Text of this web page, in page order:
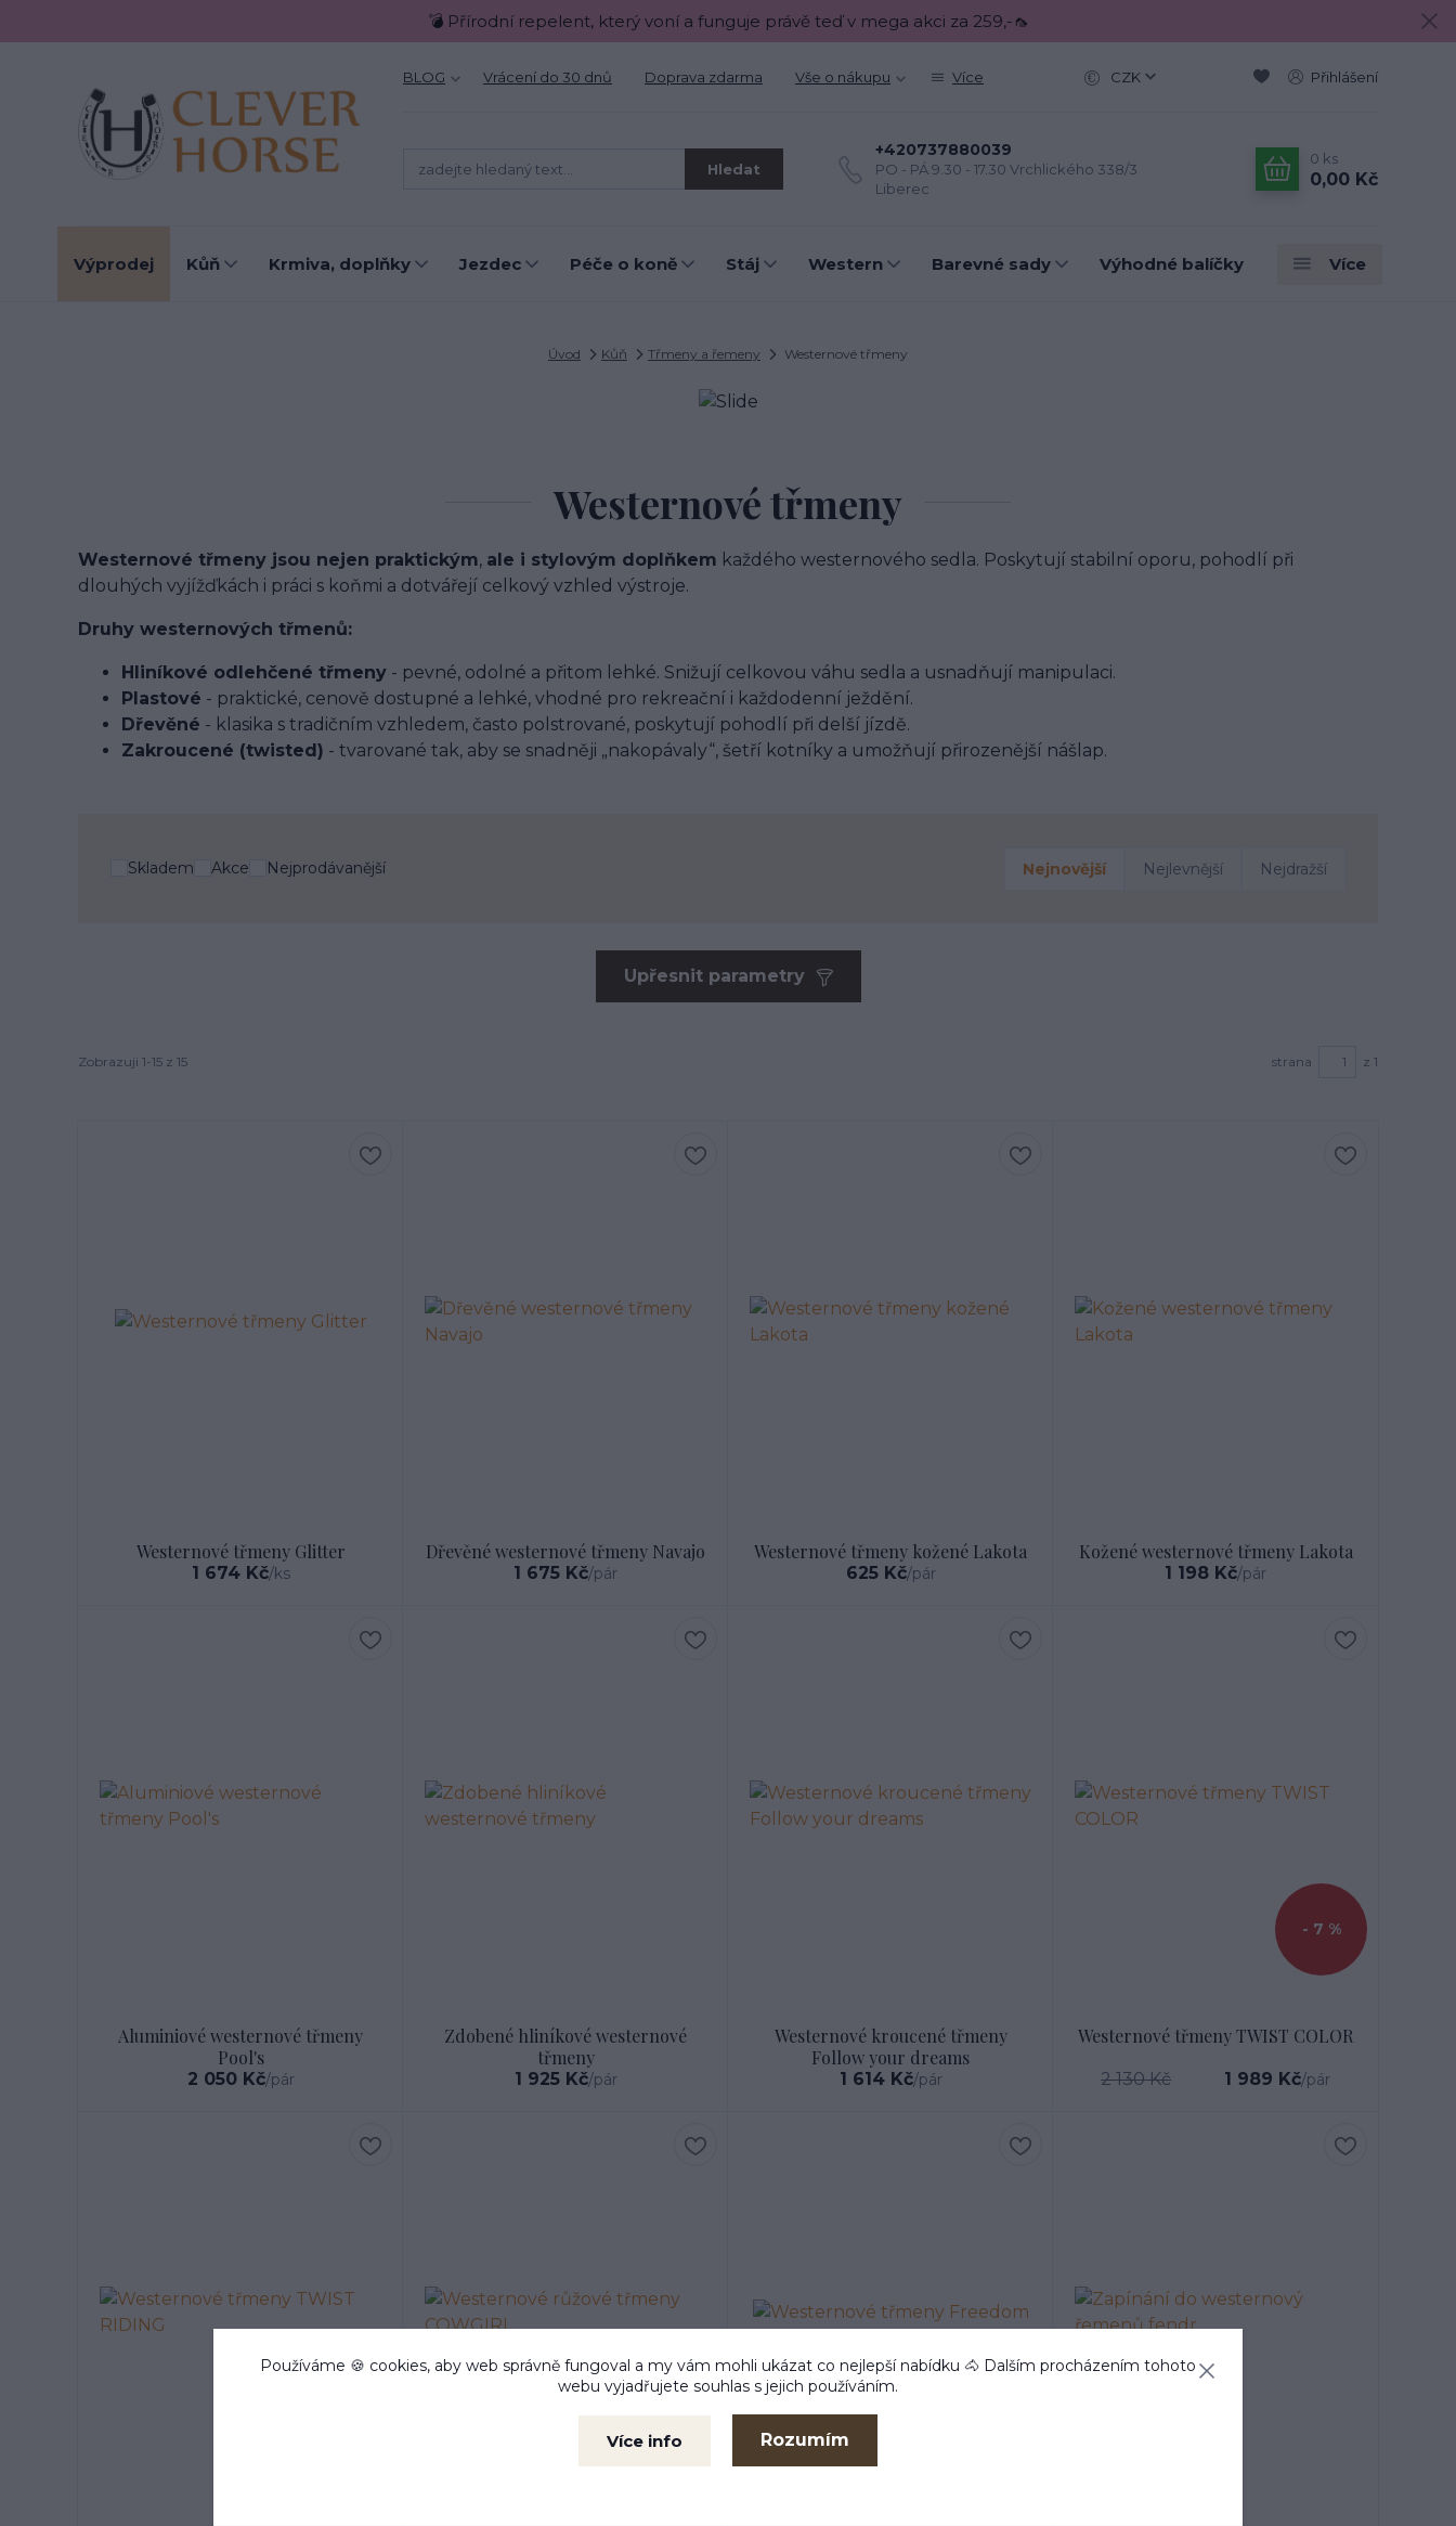
💣 Přírodní repelent, který voní a funguje právě teď v mega akci za 259,-🦟
BLOG Vrácení do 30 dnů Doprava zdarma Vše o nákupu Více CZK Přihlášení
Hledat
+420737880039
PO - PÁ 9.30 - 17.30 Vrchlického 338/3
Liberec
0 ks
0,00 Kč
Výprodej Kůň Krmiva, doplňky Jezdec Péče o koně Stáj Western Barevné sady Výhodné balíčky Více
Úvod Kůň Třmeny a řemeny Westernové třmeny
Westernové třmeny
Westernové třmeny jsou nejen praktickým, ale i stylovým doplňkem každého westernového sedla. Poskytují stabilní oporu, pohodlí při
dlouhých vyjížďkách i práci s koňmi a dotvářejí celkový vzhled výstroje.
Druhy westernových třmenů:
Hliníkové odlehčené třmeny - pevné, odolné a přitom lehké. Snižují celkovou váhu sedla a usnadňují manipulaci.
Plastové - praktické, cenově dostupné a lehké, vhodné pro rekreační i každodenní ježdění.
Dřevěné - klasika s tradičním vzhledem, často polstrované, poskytují pohodlí při delší jízdě.
Zakroucené (twisted) - tvarované tak, aby se snadněji „nakopávaly“, šetří kotníky a umožňují přirozenější nášlap.
Upřesnit parametry
Skladem Akce Nejprodávanější Nejnovější Nejlevnější Nejdražší
Zobrazuji 1-15 z 15 strana z 1
Westernové třmeny Glitter
1 674 Kč/ks
Dřevěné westernové třmeny Navajo
1 675 Kč/pár
Westernové třmeny kožené Lakota
625 Kč/pár
Kožené westernové třmeny Lakota
1 198 Kč/pár
Aluminiové westernové třmeny
Pool's
2 050 Kč/pár
Zdobené hliníkové westernové
třmeny
1 925 Kč/pár
Westernové kroucené třmeny
Follow your dreams
1 614 Kč/pár
- 7 %
Westernové třmeny TWIST COLOR
2 130 Kč 1 989 Kč/pár
Používáme 🍪 cookies, aby web správně fungoval a my vám mohli ukázat co nejlepší nabídku 🐴 Dalším procházením tohoto
webu vyjadřujete souhlas s jejich používáním.
Více info Rozumím